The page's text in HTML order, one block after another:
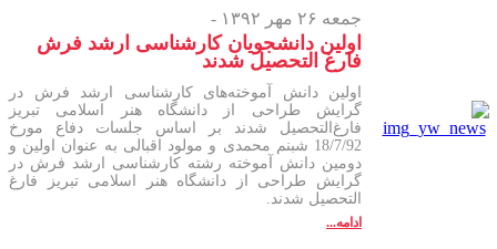
جمعه ۲۶ مهر ۱۳۹۲ -
اولین دانشجویان کارشناسی ارشد فرش
فارغ التحصیل شدند
اولین دانش آموخته‌های کارشناسی ارشد فرش در
گرایش طراحی از دانشگاه هنر اسلامی تبریز
فارغ‌التحصیل شدند بر اساس جلسات دفاع مورخ
18/7/92 شبنم محمدی و مولود اقبالی به عنوان اولین و
دومین دانش آموخته رشته کارشناسی ارشد فرش در
گرایش طراحی از دانشگاه هنر اسلامی تبریز فارغ
التحصیل شدند.
ادامه...